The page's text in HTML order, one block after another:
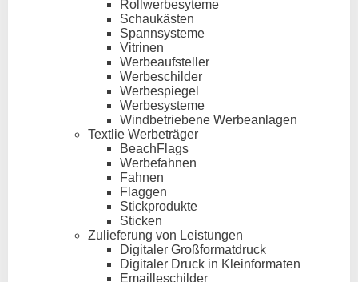
Rollwerbesyteme
Schaukästen
Spannsysteme
Vitrinen
Werbeaufsteller
Werbeschilder
Werbespiegel
Werbesysteme
Windbetriebene Werbeanlagen
Textlie Werbeträger
BeachFlags
Werbefahnen
Fahnen
Flaggen
Stickprodukte
Sticken
Zulieferung von Leistungen
Digitaler Großformatdruck
Digitaler Druck in Kleinformaten
Emailleschilder